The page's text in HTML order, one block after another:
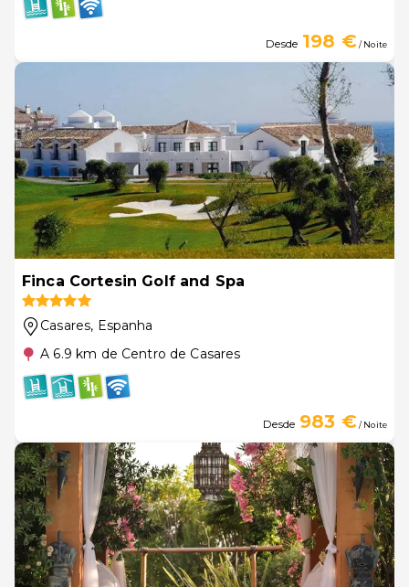
Desde 198 €/ Noite
Finca Cortesin Golf and Spa
Casares, Espanha
A 6.9 km de Centro de Casares
Desde 983 €/ Noite